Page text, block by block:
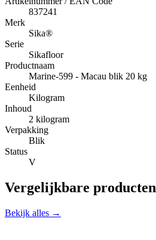
837241
Merk
Sika®
Serie
Sikafloor
Productnaam
Marine-599 - Macau blik 20 kg
Eenheid
Kilogram
Inhoud
2 kilogram
Verpakking
Blik
Status
V
Vergelijkbare producten
Bekijk alles →